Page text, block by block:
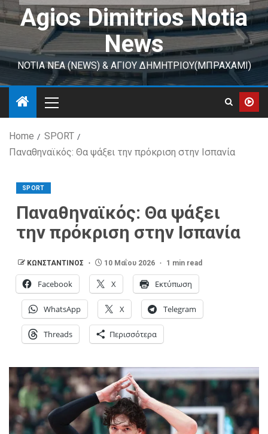
Agios Dimitrios Notia
News
ΝΟΤΙΑ ΝΕΑ (NEWS) & ΑΓΙΟΥ ΔΗΜΗΤΡΙΟΥ(ΜΠΡΑΧΑΜΙ)
Home
SPORT
Παναθηναϊκός: Θα ψάξει την πρόκριση στην Ισπανία
SPORT
Παναθηναϊκός: Θα ψάξει
την πρόκριση στην Ισπανία
ΚΩΝΣΤΑΝΤΙΝΟΣ 10 Μαΐου 2026 1 min read
Facebook X Εκτύπωση
WhatsApp X Telegram
Threads Περισσότερα